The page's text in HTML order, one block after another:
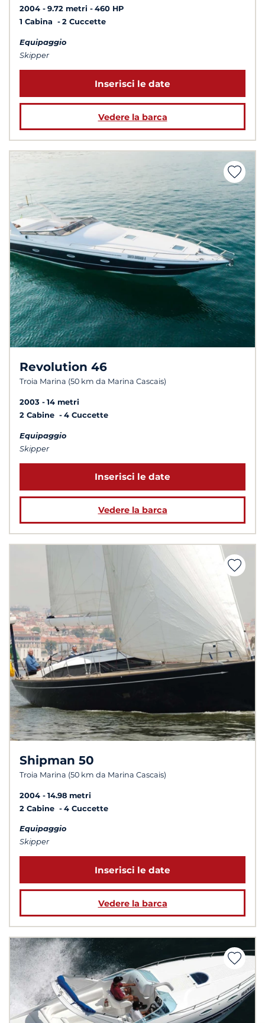
2004 9.72 metri
460 HP
1 Cabina
2 Cuccette
Equipaggio
Skipper
Inserisci le date
Vedere la barca
Revolution 46
Troia Marina (50 km da Marina Cascais)
2003
14 metri
2 Cabine
4 Cuccette
Equipaggio
Skipper
Inserisci le date
Vedere la barca
Shipman 50
Troia Marina (50 km da Marina Cascais)
2004
14.98 metri
2 Cabine
4 Cuccette
Equipaggio
Skipper
Inserisci le date
Vedere la barca